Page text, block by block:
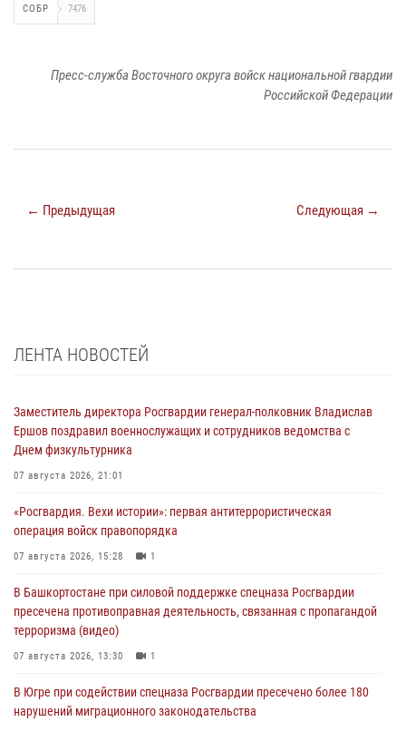
СОБР 7476
Пресс-служба Восточного округа войск национальной гвардии
Российской Федерации
← Предыдущая Следующая →
ЛЕНТА НОВОСТЕЙ
Заместитель директора Росгвардии генерал-полковник Владислав
Ершов поздравил военнослужащих и сотрудников ведомства с
Днем физкультурника
07 августа 2026, 21:01
«Росгвардия. Вехи истории»: первая антитеррористическая
операция войск правопорядка
07 августа 2026, 15:28 1
В Башкортостане при силовой поддержке спецназа Росгвардии
пресечена противоправная деятельность, связанная с пропагандой
терроризма (видео)
07 августа 2026, 13:30 1
В Югре при содействии спецназа Росгвардии пресечено более 180
нарушений миграционного законодательства